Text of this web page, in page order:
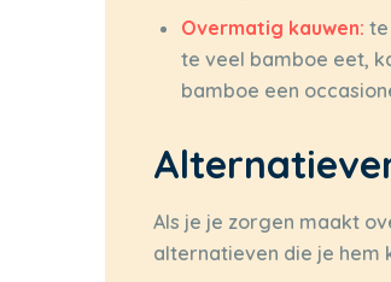
Overmatig kauwen: te
te veel bamboe eet,
bamboe een
Als je je zorgen maakt
alternatieven die je hem